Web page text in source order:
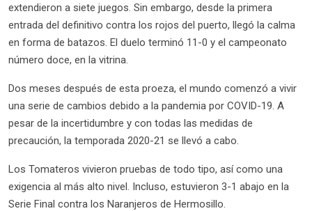
extendieron a siete juegos. Sin embargo, desde la primera
entrada del definitivo contra los rojos del puerto, llegó la calma
en forma de batazos. El duelo terminó 11-0 y el campeonato
número doce, en la vitrina.
Dos meses después de esta proeza, el mundo comenzó a vivir
una serie de cambios debido a la pandemia por COVID-19. A
pesar de la incertidumbre y con todas las medidas de
precaución, la temporada 2020-21 se llevó a cabo.
Los Tomateros vivieron pruebas de todo tipo, así como una
exigencia al más alto nivel. Incluso, estuvieron 3-1 abajo en la
Serie Final contra los Naranjeros de Hermosillo.